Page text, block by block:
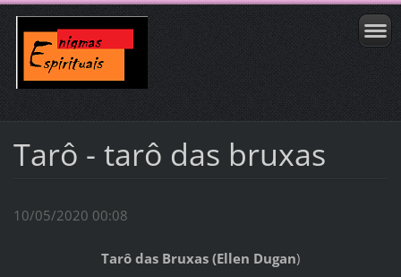
Tarô - tarô das bruxas
10/05/2020 00:08
Tarô das Bruxas (Ellen Dugan)